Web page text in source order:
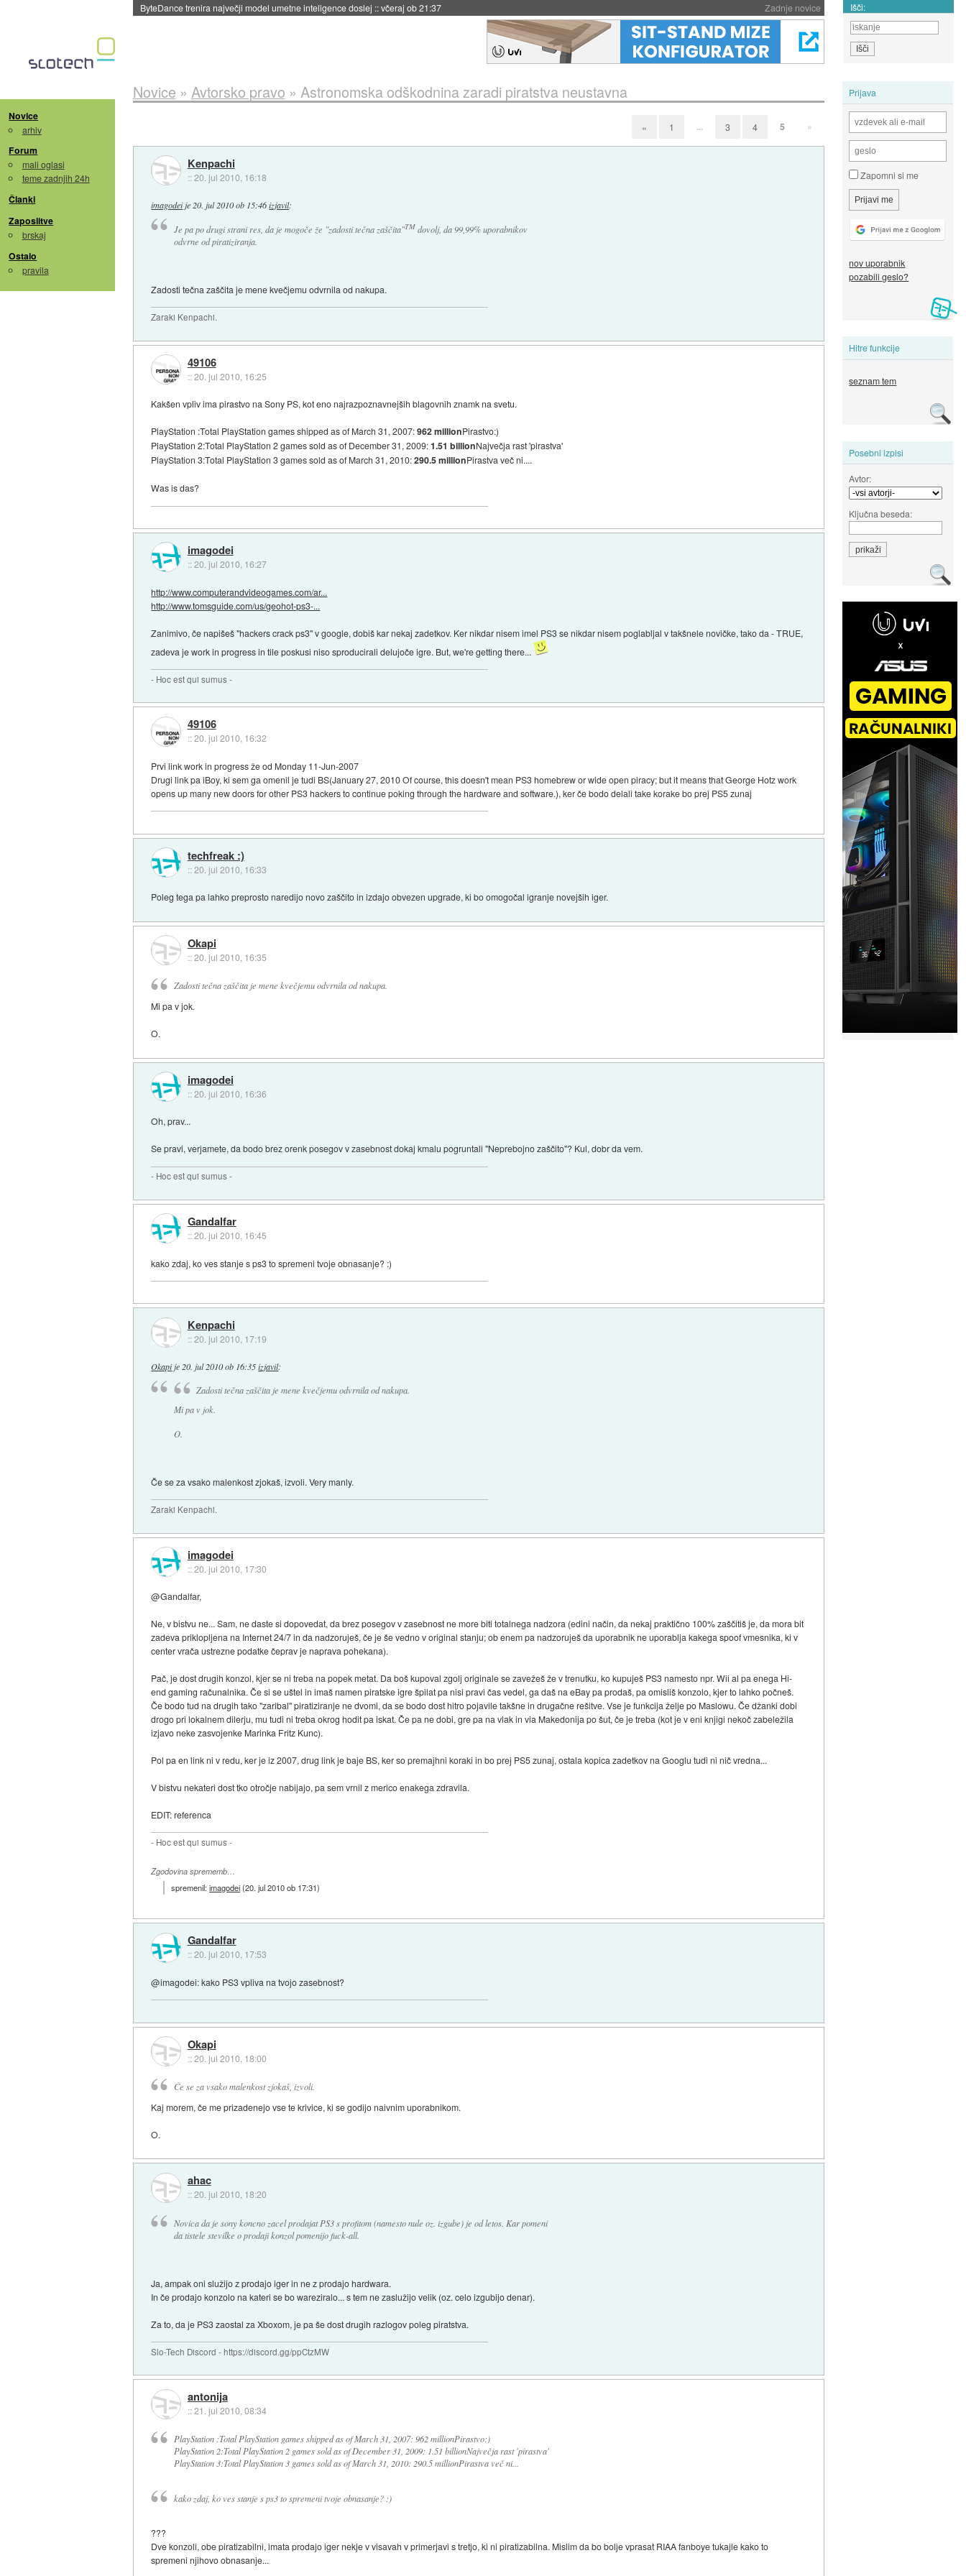
Zadnje novice
Spletne strani začele streči oglase za agente umetne inteligence::včeraj ob 21:23 Išči:
Novice
arhiv
Forum
mali oglasi
teme zadnjih 24h
Članki
Zaposlitve
brskaj
Ostalo
pravila
Prijava
Zapomni si me
nov uporabnik
pozabili geslo?
Hitre funkcije
seznam tem
Posebni izpisi
Avtor:
Ključna beseda:
Novice » Avtorsko pravo » Astronomska odškodnina zaradi piratstva neustavna
« 1 ... 3 4 5 »
Kenpachi
::20. jul 2010, 16:18
imagodeije 20. jul 2010 ob 15:46 izjavil:
Je pa po drugi strani res, da je mogoče že "zadosti tečna zaščita"TM dovolj, da 99,99% uporabnikov
odvrne od piratiziranja.
Zadosti tečna zaščita je mene kvečjemu odvrnila od nakupa.
Zaraki Kenpachi.
49106
::20. jul 2010, 16:25
Kakšen vpliv ima pirastvo na Sony PS, kot eno najrazpoznavnejših blagovnih znamk na svetu.
PlayStation :Total PlayStation games shipped as of March 31, 2007:962 millionPirastvo:)
PlayStation 2:Total PlayStation 2 games sold as of December 31, 2009:1.51 billionNajvečja rast 'pirastva'
PlayStation 3:Total PlayStation 3 games sold as of March 31, 2010:290.5 millionPirastva več ni....
Was is das?
imagodei
::20. jul 2010, 16:27
http://www.computerandvideogames.com/ar...
http://www.tomsguide.com/us/geohot-ps3-...
Zanimivo, če napišeš "hackers crack ps3" v google, dobiš kar nekaj zadetkov. Ker nikdar nisem imel PS3 se nikdar nisem poglabljal v takšnele novičke, tako da - TRUE,
zadeva je work in progress in tile poskusi niso sproducirali delujoče igre. But, we're getting there...
- Hoc est qui sumus -
49106
::20. jul 2010, 16:32
Prvi link work in progress že od Monday 11-Jun-2007
Drugi link pa iBoy, ki sem ga omenil je tudi BS(January 27, 2010 Of course, this doesn't mean PS3 homebrew or wide open piracy; but it means that George Hotz work
opens up many new doors for other PS3 hackers to continue poking through the hardware and software.), ker če bodo delali take korake bo prej PS5 zunaj
techfreak :)
::20. jul 2010, 16:33
Poleg tega pa lahko preprosto naredijo novo zaščito in izdajo obvezen upgrade, ki bo omogočal igranje novejših iger.
Okapi
::20. jul 2010, 16:35
Zadosti tečna zaščita je mene kvečjemu odvrnila od nakupa.
Mi pa v jok.
O.
imagodei
::20. jul 2010, 16:36
Oh, prav...
Se pravi, verjamete, da bodo brez orenk posegov v zasebnost dokaj kmalu pogruntali "Neprebojno zaščito"? Kul, dobr da vem.
- Hoc est qui sumus -
Gandalfar
::20. jul 2010, 16:45
kako zdaj, ko ves stanje s ps3 to spremeni tvoje obnasanje? :)
Kenpachi
::20. jul 2010, 17:19
Okapije 20. jul 2010 ob 16:35 izjavil:
Zadosti tečna zaščita je mene kvečjemu odvrnila od nakupa.
Mi pa v jok.
O.
Če se za vsako malenkost zjokaš, izvoli. Very manly.
Zaraki Kenpachi.
imagodei
::20. jul 2010, 17:30
@Gandalfar,
Ne, v bistvu ne... Sam, ne daste si dopovedat, da brez posegov v zasebnost ne more biti totalnega nadzora (edini način, da nekaj praktično 100% zaščitiš je, da mora bit
zadeva priklopljena na Internet 24/7 in da nadzoruješ, če je še vedno v original stanju; ob enem pa nadzoruješ da uporabnik ne uporablja kakega spoof vmesnika, ki v
center vrača ustrezne podatke čeprav je naprava pohekana).
Pač, je dost drugih konzol, kjer se ni treba na popek metat. Da boš kupoval zgolj originale se zavežeš že v trenutku, ko kupuješ PS3 namesto npr. Wii al pa enega Hi-
end gaming računalnika. Če si se uštel in imaš namen piratske igre špilat pa nisi pravi čas vedel, ga daš na eBay pa prodaš, pa omisliš konzolo, kjer to lahko počneš.
Če bodo tud na drugih tako "zaribal" piratiziranje ne dvomi, da se bodo dost hitro pojavile takšne in drugačne rešitve. Vse je funkcija želje po Maslowu. Če džanki dobi
drogo pri lokalnem dilerju, mu tudi ni treba okrog hodit pa iskat. Če pa ne dobi, gre pa na vlak in via Makedonija po šut, če je treba (kot je v eni knjigi nekoč zabeležila
izjavo neke zasvojenke Marinka Fritz Kunc).
Pol pa en link ni v redu, ker je iz 2007, drug link je baje BS, ker so premajhni koraki in bo prej PS5 zunaj, ostala kopica zadetkov na Googlu tudi ni nič vredna...
V bistvu nekateri dost tko otročje nabijajo, pa sem vrnil z merico enakega zdravila.
EDIT: referenca
- Hoc est qui sumus -
Zgodovina sprememb…
spremenil:imagodei(20. jul 2010 ob 17:31)
Gandalfar
::20. jul 2010, 17:53
@imagodei: kako PS3 vpliva na tvojo zasebnost?
Okapi
::20. jul 2010, 18:00
Če se za vsako malenkost zjokaš, izvoli.
Kaj morem, če me prizadenejo vse te krivice, ki se godijo naivnim uporabnikom.
O.
ahac
::20. jul 2010, 18:20
Novica da je sony koncno zacel prodajat PS3 s profitom (namesto nule oz. izgube) je od letos. Kar pomeni
da tistele stevilke o prodaji konzol pomenijo fuck-all.
Ja, ampak oni služijo z prodajo iger in ne z prodajo hardwara.
In če prodajo konzolo na kateri se bo wareziralo... s tem ne zaslužijo velik (oz. celo izgubijo denar).
Za to, da je PS3 zaostal za Xboxom, je pa še dost drugih razlogov poleg piratstva.
Slo-Tech Discord - https://discord.gg/ppCtzMW
antonija
::21. jul 2010, 08:34
PlayStation :Total PlayStation games shipped as of March 31, 2007: 962 millionPirastvo:)
PlayStation 2:Total PlayStation 2 games sold as of December 31, 2009: 1.51 billionNajvečja rast 'pirastva'
PlayStation 3:Total PlayStation 3 games sold as of March 31, 2010: 290.5 millionPirastva več ni...
kako zdaj, ko ves stanje s ps3 to spremeni tvoje obnasanje? :)
???
Dve konzoli, obe piratizabilni, imata prodajo iger nekje v visavah v primerjavi s tretjo, ki ni piratizabilna. Mislim da bo bolje vprasat RIAA fanboye tukajle kako to
spremeni njihovo obnasanje...